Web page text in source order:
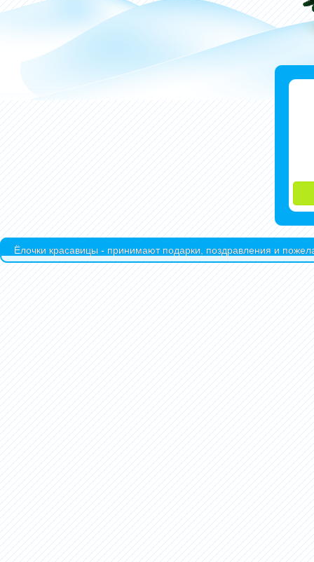
Ёлочки красавицы - принимают подарки, поздравления и